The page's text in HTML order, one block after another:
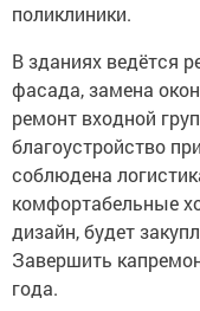
поликлиники.
В зданиях ведётся
фасада, замена
ремонт входной
благоустройство
соблюдена
комфортабельные
дизайн, будет
Завершить
года.